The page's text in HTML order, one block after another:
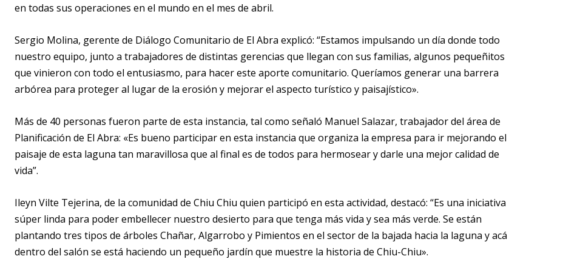
en todas sus operaciones en el mundo en el mes de abril.
Sergio Molina, gerente de Diálogo Comunitario de El Abra explicó: “Estamos impulsando un día donde todo
nuestro equipo, junto a trabajadores de distintas gerencias que llegan con sus familias, algunos pequeñitos
que vinieron con todo el entusiasmo, para hacer este aporte comunitario. Queríamos generar una barrera
arbórea para proteger al lugar de la erosión y mejorar el aspecto turístico y paisajístico».
Más de 40 personas fueron parte de esta instancia, tal como señaló Manuel Salazar, trabajador del área de
Planificación de El Abra: «Es bueno participar en esta instancia que organiza la empresa para ir mejorando el
paisaje de esta laguna tan maravillosa que al final es de todos para hermosear y darle una mejor calidad de
vida”.
Ileyn Vilte Tejerina, de la comunidad de Chiu Chiu quien participó en esta actividad, destacó: “Es una iniciativa
súper linda para poder embellecer nuestro desierto para que tenga más vida y sea más verde. Se están
plantando tres tipos de árboles Chañar, Algarrobo y Pimientos en el sector de la bajada hacia la laguna y acá
dentro del salón se está haciendo un pequeño jardín que muestre la historia de Chiu-Chiu».